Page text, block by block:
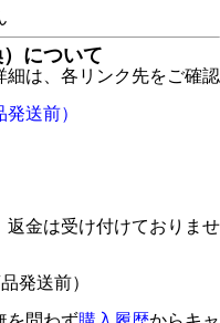
について
細は、各リンク先をご確認
送前）
金は受け付けておりませ
発送前）